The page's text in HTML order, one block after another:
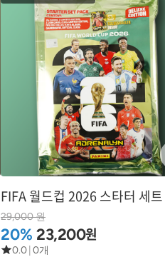
FIFA 월드컵 2026 스타터 세트
29,000 원
20% 23,200원
0.0 0개